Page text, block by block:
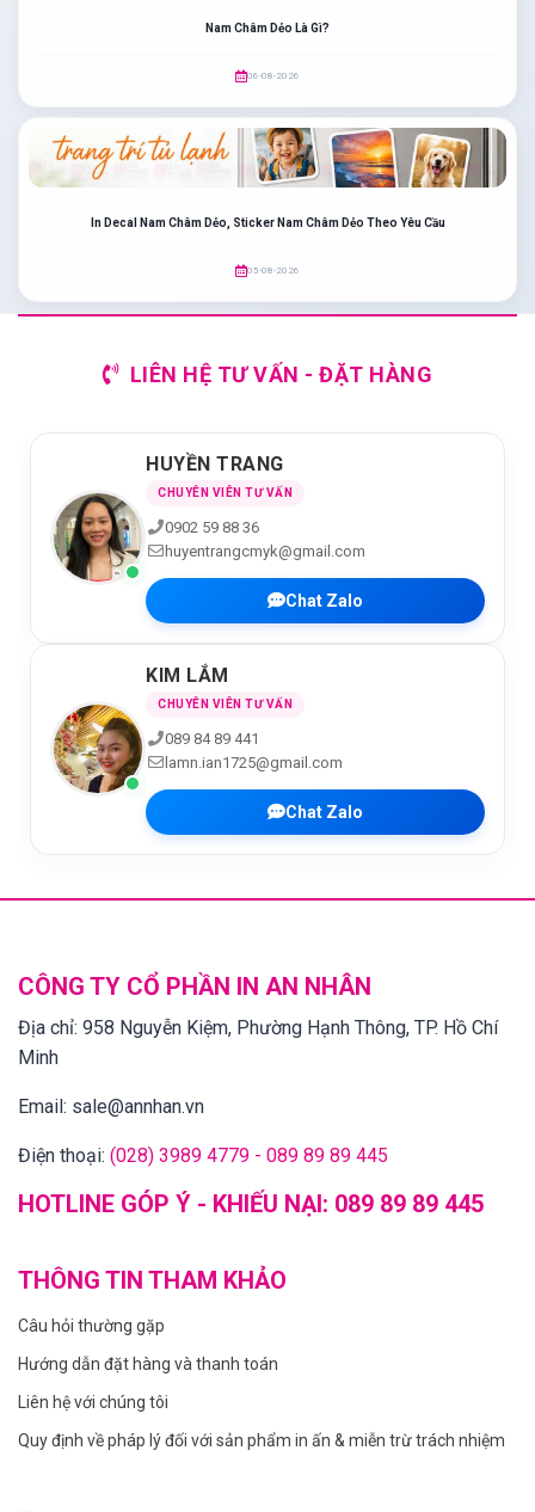
Nam Châm Dẻo Là Gì?
06-08-2026
In Decal Nam Châm Dẻo, Sticker Nam Châm Dẻo Theo Yêu Cầu
05-08-2026
LIÊN HỆ TƯ VẤN - ĐẶT HÀNG
HUYỀN TRANG
CHUYÊN VIÊN TƯ VẤN
0902 59 88 36
huyentrangcmyk@gmail.com
Chat Zalo
KIM LẮM
CHUYÊN VIÊN TƯ VẤN
089 84 89 441
lamn.ian1725@gmail.com
Chat Zalo
CÔNG TY CỔ PHẦN IN AN NHÂN
Địa chỉ: 958 Nguyễn Kiệm, Phường Hạnh Thông, TP. Hồ Chí
Minh
Email: sale@annhan.vn
Điện thoại: (028) 3989 4779 - 089 89 89 445
HOTLINE GÓP Ý - KHIẾU NẠI: 089 89 89 445
THÔNG TIN THAM KHẢO
Câu hỏi thường gặp
Hướng dẫn đặt hàng và thanh toán
Liên hệ với chúng tôi
Quy định về pháp lý đối với sản phẩm in ấn & miễn trừ trách nhiệm